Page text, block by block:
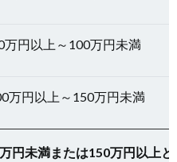
万円以上～100万円未満
万円以上～150万円未満
円未満または150万円以上